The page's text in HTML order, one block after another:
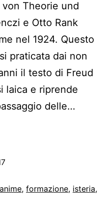
Theorie und
e Otto Rank
nel 1924. Questo
praticata dai non
il testo di Freud
laica e riprende
delle…
, formazione, isteria,